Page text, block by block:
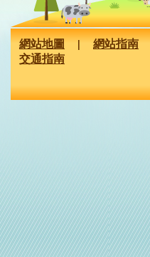
網站地圖
網站指南
交通指南